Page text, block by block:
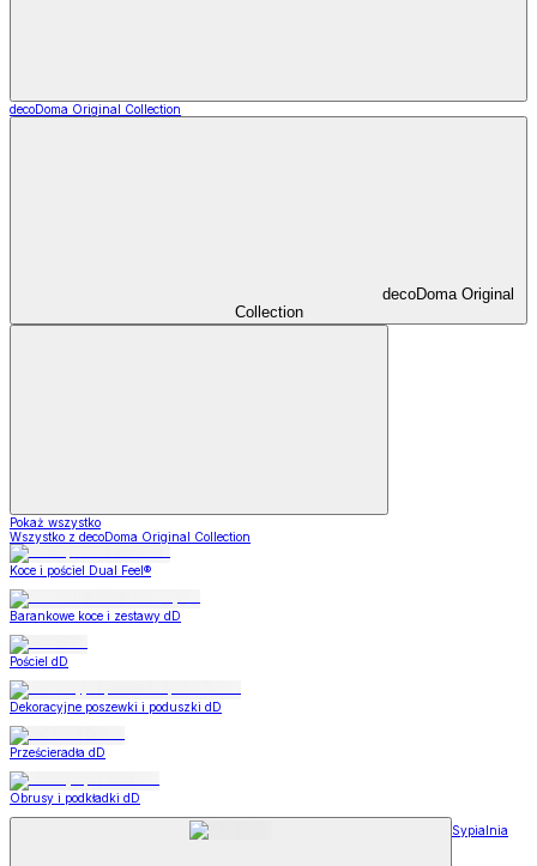
decoDoma Original Collection
decoDoma Original
Collection
Pokaż wszystko
Wszystko z decoDoma Original Collection
Koce i pościel Dual Feel®
Barankowe koce i zestawy dD
Pościel dD
Dekoracyjne poszewki i poduszki dD
Prześcieradła dD
Obrusy i podkładki dD
Sypialnia